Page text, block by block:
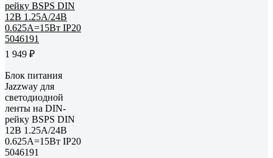
1 949 ₽
Блок питания
Jazzway для
светодиодной
ленты на DIN-
рейку BSPS DIN
12В 1.25А/24В
0.625А=15Вт IP20
5046191